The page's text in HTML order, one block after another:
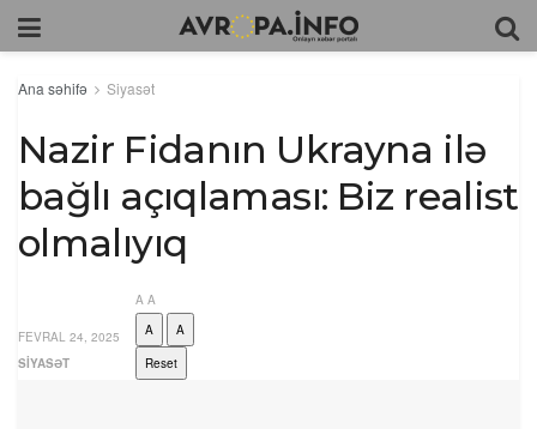
Ana səhifə Siyasət
Nazir Fidanın Ukrayna ilə
bağlı açıqlaması: Biz realist
olmalıyıq
FEVRAL 24, 2025
SIYASƏT
A A
A
A
Reset